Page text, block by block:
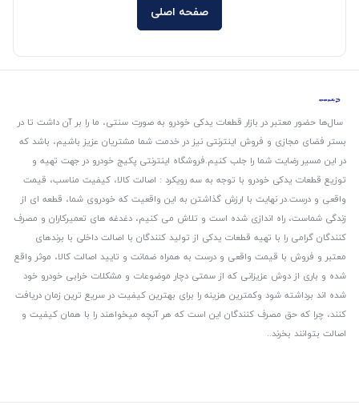
صفحه اصلی
سال‌ها حضور معتبر در بازار قطعات یدکی خودرو به صورت سنتی، ما را بر آن داشت تا در
بستر فضای مجازی و فروش اینترنتی نیز در خدمت شما مشتریان عزیز باشیم، باشد که
در این مسیر رضایت شما را جلب کنیم.فروشگاه اینترنتی پکیج خودرو در جهت تهیه و
توزیع قطعات یدکی خودرو با توجه به سه رویکرد : اصالت کالا، کیفیت مناسب، قیمت
واقعی و درست.در نهایت با ارزش گذاشتن به این واقعیت که خودروی شما، قطعه ای از
زندگی شماست، راه اندازی شده است و تلاش می کنیم، دغدغه های تعمیرکاران و مصرف
کنندگان گرامی را با تهیه قطعات یدکی از تولید کنندگان با اصالت داخلی با برندهای
معتبر و فروش با قیمت واقعی و درست به همراه ضمانت و تایید اصالت کالا، موثر واقع
شده و باری از دوش عزیزانی که از سمتی دچار موضوعات و مشکلات خرابی خودرو خود
شده اند برداشته شود و‌کمترین هزینه را برای بهترین کیفیت در سریع ترین زمان دریافت
کنند، چرا که حق مصرف کنندگان این است که هر آنچه میخواهند را با همان کیفیت و
اصالت بتوانند بخرند..